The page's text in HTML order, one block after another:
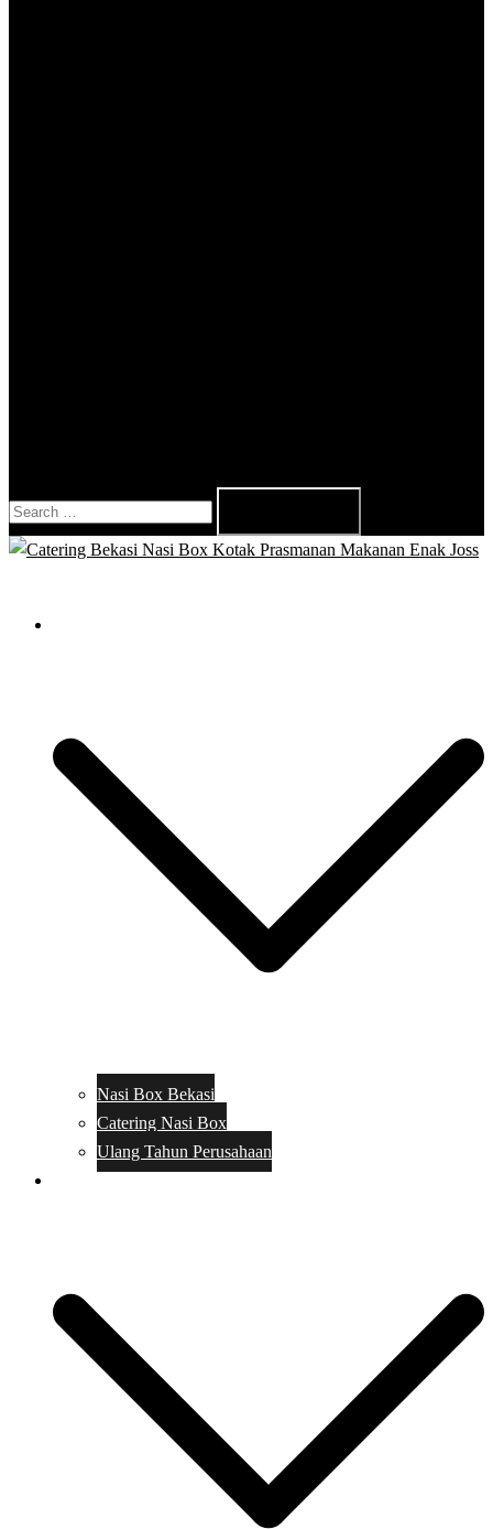
Search
for:
Nasi Box Bekasi
Catering Nasi Box
Ulang Tahun Perusahaan